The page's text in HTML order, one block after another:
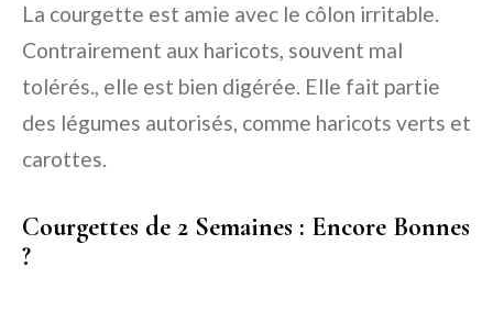
La courgette est amie avec le côlon irritable.
Contrairement aux haricots, souvent mal
tolérés., elle est bien digérée. Elle fait partie
des légumes autorisés, comme haricots verts et
carottes.
Courgettes de 2 Semaines : Encore Bonnes
?